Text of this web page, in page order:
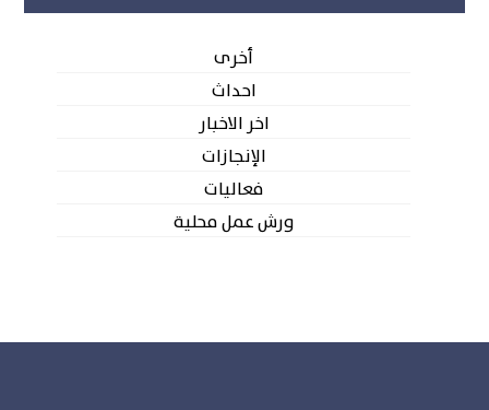
أخرى
احداث
اخر الاخبار
الإنجازات
فعاليات
ورش عمل محلية